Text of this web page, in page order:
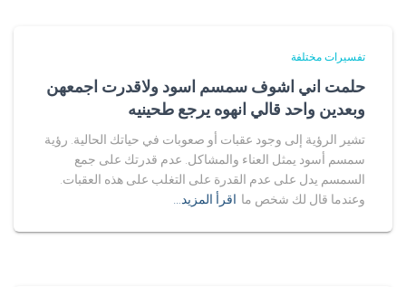
تفسيرات مختلفة
حلمت اني اشوف سمسم اسود ولاقدرت اجمعهن
وبعدين واحد قالي انهوه يرجع طحينيه
تشير الرؤية إلى وجود عقبات أو صعوبات في حياتك الحالية. رؤية
سمسم أسود يمثل العناء والمشاكل. عدم قدرتك على جمع
السمسم يدل على عدم القدرة على التغلب على هذه العقبات.
وعندما قال لك شخص ما اقرأ المزيد…